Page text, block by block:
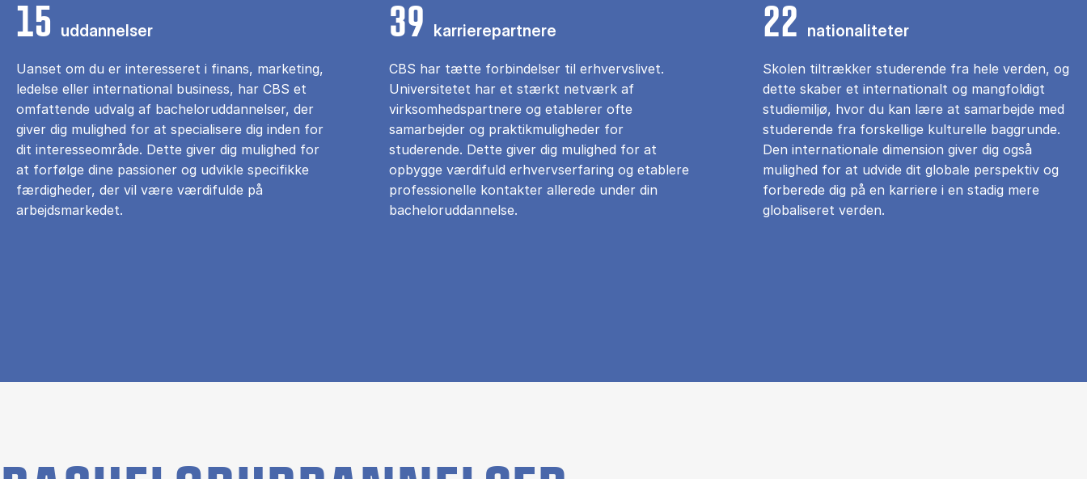
15 uddannelser
Uanset om du er interesseret i finans, marketing,
ledelse eller international business, har CBS et
omfattende udvalg af bacheloruddannelser, der
giver dig mulighed for at specialisere dig inden for
dit interesseområde. Dette giver dig mulighed for
at forfølge dine passioner og udvikle specifikke
færdigheder, der vil være værdifulde på
arbejdsmarkedet.
39 karrierepartnere
CBS har tætte forbindelser til erhvervslivet.
Universitetet har et stærkt netværk af
virksomhedspartnere og etablerer ofte
samarbejder og praktikmuligheder for
studerende. Dette giver dig mulighed for at
opbygge værdifuld erhvervserfaring og etablere
professionelle kontakter allerede under din
bacheloruddannelse.
22 nationaliteter
Skolen tiltrækker studerende fra hele verden, og
dette skaber et internationalt og mangfoldigt
studiemiljø, hvor du kan lære at samarbejde med
studerende fra forskellige kulturelle baggrunde.
Den internationale dimension giver dig også
mulighed for at udvide dit globale perspektiv og
forberede dig på en karriere i en stadig mere
globaliseret verden.